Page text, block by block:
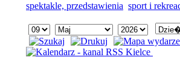
spektakle, przedstawienia sport i